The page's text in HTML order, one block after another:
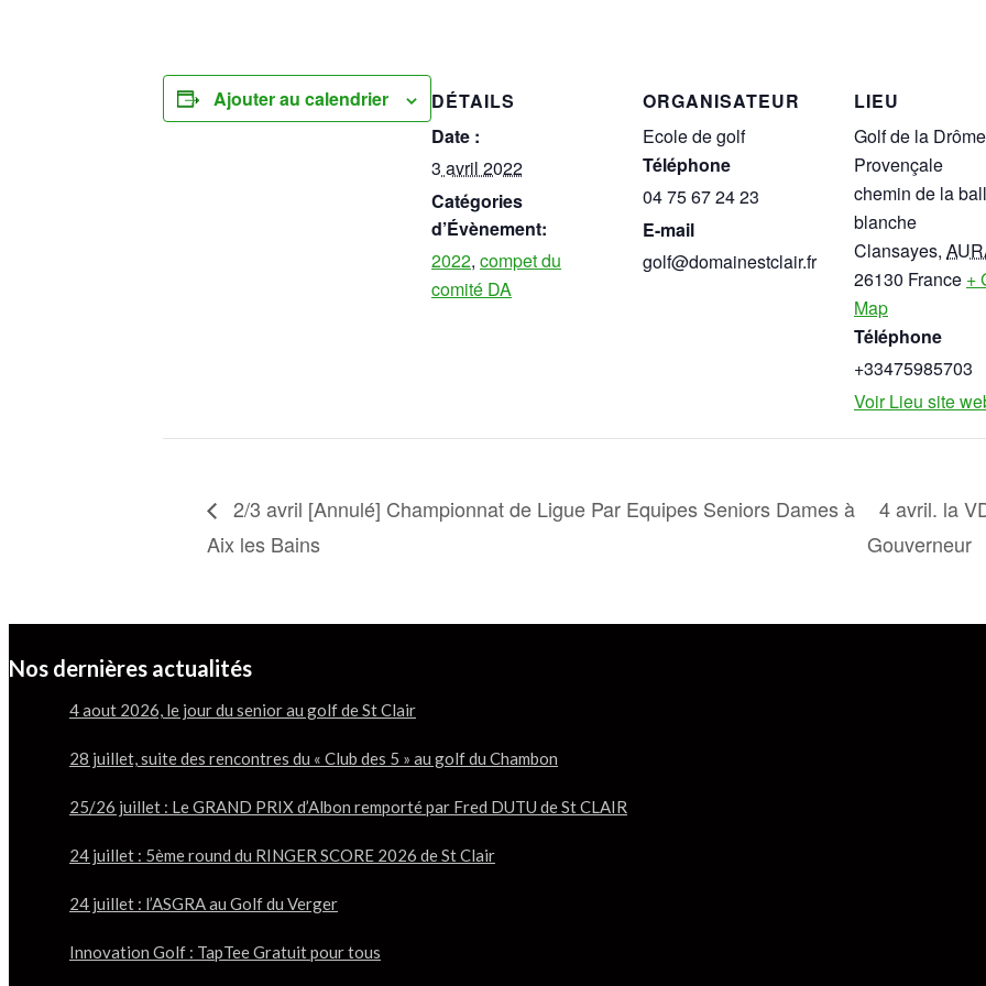
Ajouter au calendrier
DÉTAILS
Date :
3 avril 2022
Catégories
d’Évènement:
2022, compet du
comité DA
ORGANISATEUR
Ecole de golf
Téléphone
04 75 67 24 23
E-mail
golf@domainestclair.fr
LIEU
Golf de la Drôme
Provençale
chemin de la
blanche
Clansayes,
26130 France +
Map
Téléphone
+33475985703
Voir Lieu site
2/3 avril [Annulé] Championnat de Ligue Par Equipes Seniors Dames à
Aix les Bains
4 avril. la
Gouverneur
Nos dernières actualités
4 aout 2026, le jour du senior au golf de St Clair
28 juillet, suite des rencontres du « Club des 5 » au golf du Chambon
25/26 juillet : Le GRAND PRIX d’Albon remporté par Fred DUTU de St CLAIR
24 juillet : 5ème round du RINGER SCORE 2026 de St Clair
24 juillet : l’ASGRA au Golf du Verger
Innovation Golf : TapTee Gratuit pour tous